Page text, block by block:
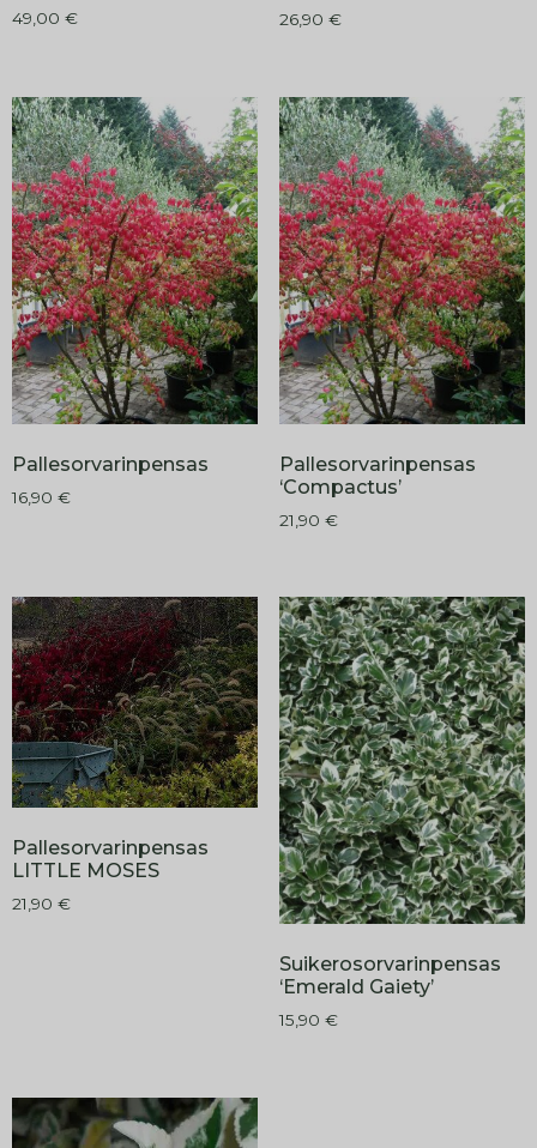
49,00 € 26,90 €
Pallesorvarinpensas
16,90 €
Pallesorvarinpensas
‘Compactus’
21,90 €
Pallesorvarinpensas
LITTLE MOSES
21,90 €
Suikerosorvarinpensas
‘Emerald Gaiety’
15,90 €